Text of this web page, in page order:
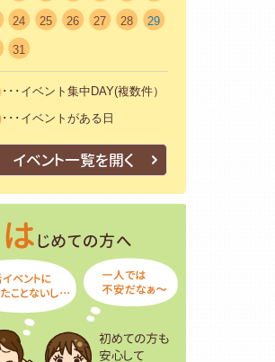
24 25 26 27 28 29
31
･･･イベント集中DAY(複数件）
･･･イベントがある日
イベント一覧を開く
はじめての方